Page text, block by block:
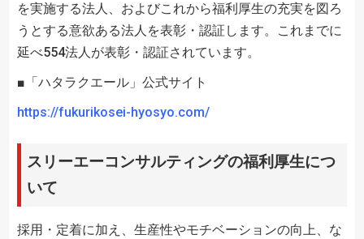
を実施する法人、およびこれから福利厚生の充実を図ろ
うとする意欲ある法人を表彰・認証します。これまでに
延べ554法人が表彰・認証されています。
■「ハタラクエール」公式サイト
https://fukurikosei-hyosyo.com/
スリーエーコンサルティングの福利厚生につ
いて
採用・定着に加え、生産性やモチベーションの向上、な